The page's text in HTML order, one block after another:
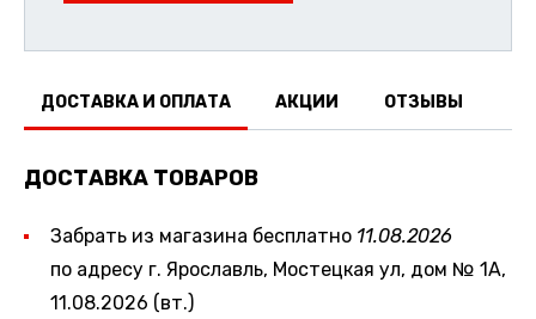
ДОСТАВКА И ОПЛАТА АКЦИИ ОТЗЫВЫ
ДОСТАВКА ТОВАРОВ
Забрать из магазина бесплатно 11.08.2026
по адресу г. Ярославль, Мостецкая ул, дом № 1А,
11.08.2026 (вт.)